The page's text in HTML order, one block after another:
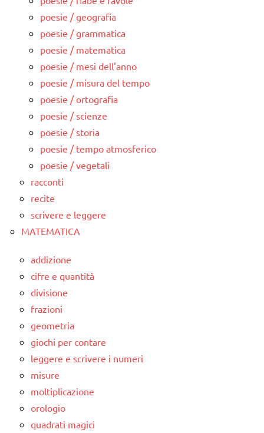
poesie / geografia
poesie / grammatica
poesie / matematica
poesie / mesi dell'anno
poesie / misura del tempo
poesie / ortografia
poesie / scienze
poesie / storia
poesie / tempo atmosferico
poesie / vegetali
racconti
recite
scrivere e leggere
MATEMATICA
addizione
cifre e quantità
divisione
frazioni
geometria
giochi per contare
leggere e scrivere i numeri
misure
moltiplicazione
orologio
quadrati magici